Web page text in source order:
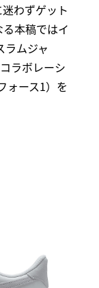
わずゲット
本稿ではイ
ムジャ
ラボレーシ
ォース1）を